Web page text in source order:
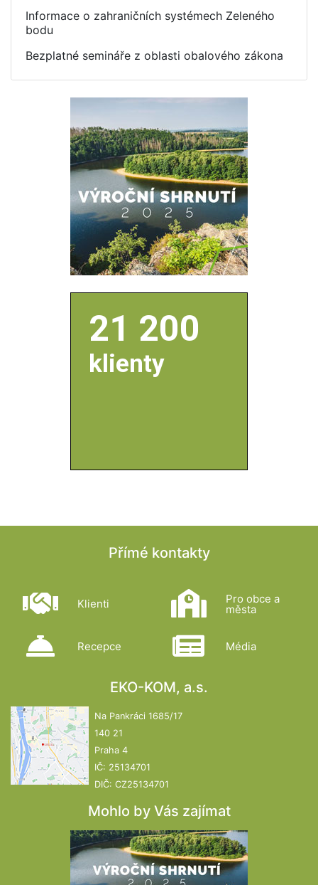
Informace o zahraničních systémech Zeleného
bodu
Bezplatné semináře z oblasti obalového zákona
Přímé kontakty
Klienti Pro obce a
města
Recepce Média
EKO-KOM, a.s.
Na Pankráci 1685/17
140 21
Praha 4
IČ: 25134701
DIČ: CZ25134701
Mohlo by Vás zajímat